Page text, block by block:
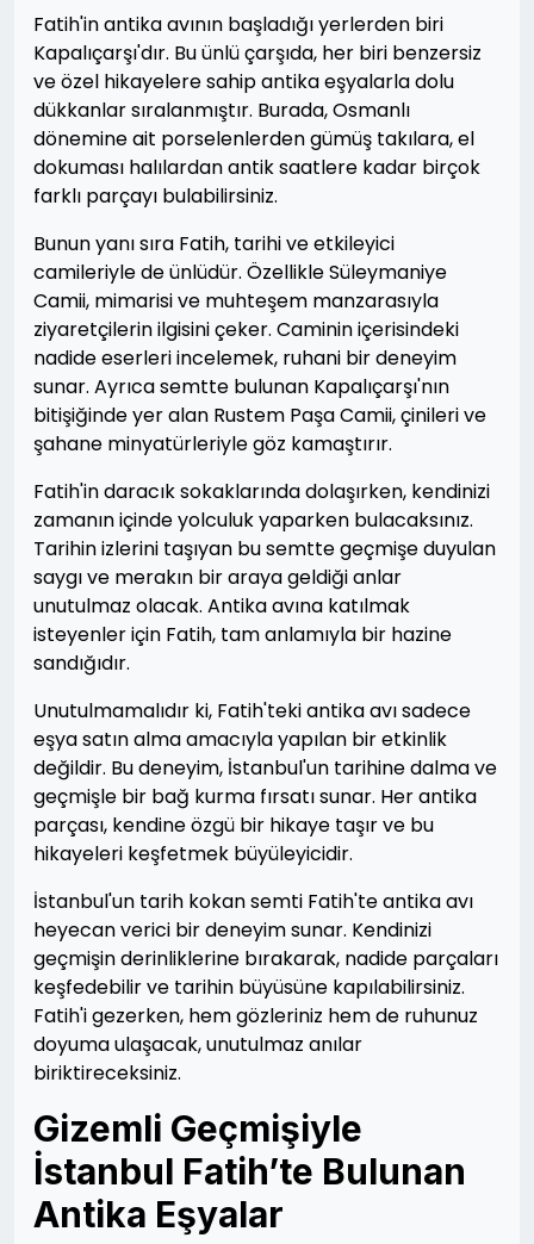
Fatih'in antika avının başladığı yerlerden biri
Kapalıçarşı'dır. Bu ünlü çarşıda, her biri benzersiz
ve özel hikayelere sahip antika eşyalarla dolu
dükkanlar sıralanmıştır. Burada, Osmanlı
dönemine ait porselenlerden gümüş takılara, el
dokuması halılardan antik saatlere kadar birçok
farklı parçayı bulabilirsiniz.
Bunun yanı sıra Fatih, tarihi ve etkileyici
camileriyle de ünlüdür. Özellikle Süleymaniye
Camii, mimarisi ve muhteşem manzarasıyla
ziyaretçilerin ilgisini çeker. Caminin içerisindeki
nadide eserleri incelemek, ruhani bir deneyim
sunar. Ayrıca semtte bulunan Kapalıçarşı'nın
bitişiğinde yer alan Rustem Paşa Camii, çinileri ve
şahane minyatürleriyle göz kamaştırır.
Fatih'in daracık sokaklarında dolaşırken, kendinizi
zamanın içinde yolculuk yaparken bulacaksınız.
Tarihin izlerini taşıyan bu semtte geçmişe duyulan
saygı ve merakın bir araya geldiği anlar
unutulmaz olacak. Antika avına katılmak
isteyenler için Fatih, tam anlamıyla bir hazine
sandığıdır.
Unutulmamalıdır ki, Fatih'teki antika avı sadece
eşya satın alma amacıyla yapılan bir etkinlik
değildir. Bu deneyim, İstanbul'un tarihine dalma ve
geçmişle bir bağ kurma fırsatı sunar. Her antika
parçası, kendine özgü bir hikaye taşır ve bu
hikayeleri keşfetmek büyüleyicidir.
İstanbul'un tarih kokan semti Fatih'te antika avı
heyecan verici bir deneyim sunar. Kendinizi
geçmişin derinliklerine bırakarak, nadide parçaları
keşfedebilir ve tarihin büyüsüne kapılabilirsiniz.
Fatih'i gezerken, hem gözleriniz hem de ruhunuz
doyuma ulaşacak, unutulmaz anılar
biriktireceksiniz.
Gizemli Geçmişiyle
İstanbul Fatih’te Bulunan
Antika Eşyalar